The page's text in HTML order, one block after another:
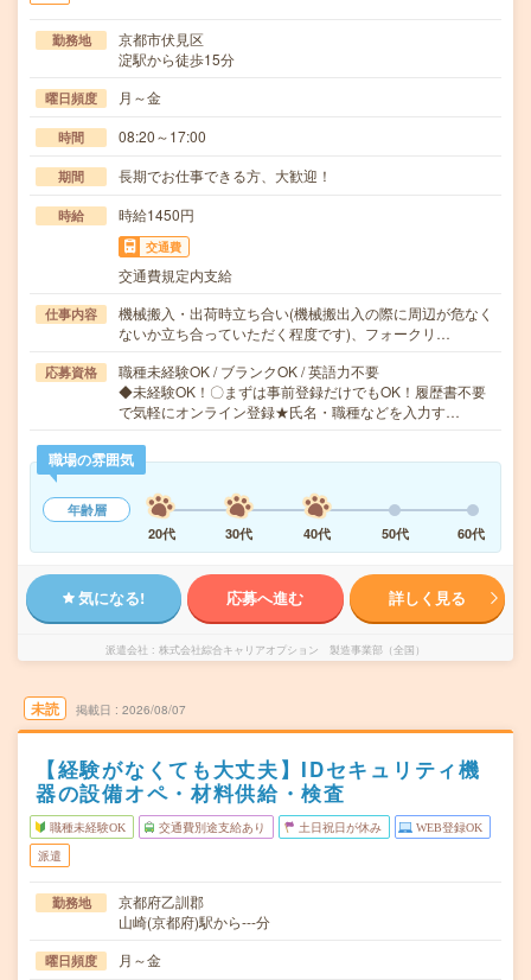
勤務地
京都市伏見区
淀駅から徒歩15分
曜日頻度 月～金
時間 08:20～17:00
期間 長期でお仕事できる方、大歓迎！
時給 時給1450円
交通費
交通費規定内支給
仕事内容
機械搬入・出荷時立ち合い(機械搬出入の際に周辺が危なく
ないか立ち合っていただく程度です)、フォークリ…
応募資格
職種未経験OK / ブランクOK / 英語力不要
◆未経験OK！〇まずは事前登録だけでもOK！履歴書不要
で気軽にオンライン登録★氏名・職種などを入力す…
職場の雰囲気
年齢層
20代
30代 40代 50代 60代
気になる! 応募へ進む 詳しく見る
派遣会社 株式会社綜合キャリアオプション 製造事業部（全国）
未読 掲載日 2026/08/07
【経験がなくても大丈夫】IDセキュリティ機
器の設備オペ・材料供給・検査
職種未経験OK 交通費別途支給あり 土日祝日が休み WEB登録OK
派遣
勤務地
京都府乙訓郡
山崎(京都府)駅から---分
曜日頻度 月～金